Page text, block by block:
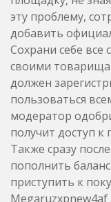
эту проблему,
добавить
Сохрани себе все
своими
должен
пользоваться
модератор
получит доступ
Также сразу
пополнить
приступить к
Megaruzxpnew4af